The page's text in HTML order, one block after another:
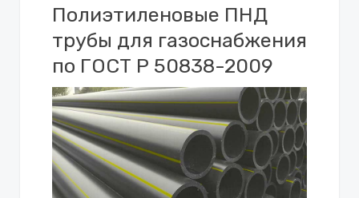
Полиэтиленовые ПНД
трубы для газоснабжения
по ГОСТ Р 50838-2009